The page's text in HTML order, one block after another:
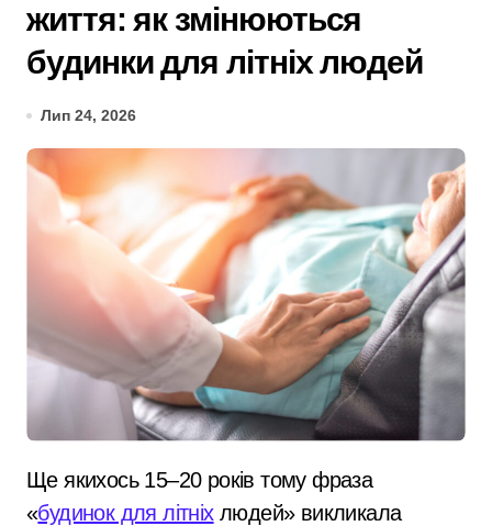
життя: як змінюються
будинки для літніх людей
Лип 24, 2026
Ще якихось 15–20 років тому фраза
«будинок для літніхлюдей» викликала